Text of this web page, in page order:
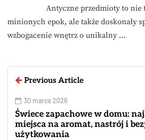
Antyczne przedmioty to nie
minionych epok, ale także doskonały
wzbogacenie wnętrz o unikalny …
Previous Article
30 marca 2026
Świece zapachowe w domu:
miejsca na aromat, nastrój i
użytkowania